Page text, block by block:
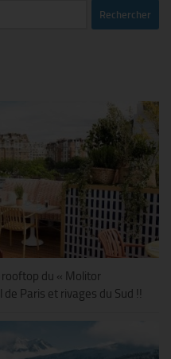
du « Molitor
Paris et rivages du Sud !!